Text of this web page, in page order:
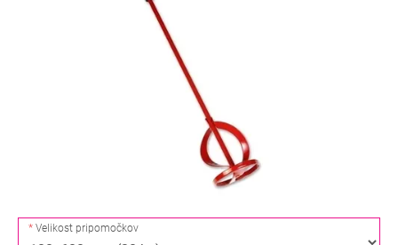
Velikost pripomočkov